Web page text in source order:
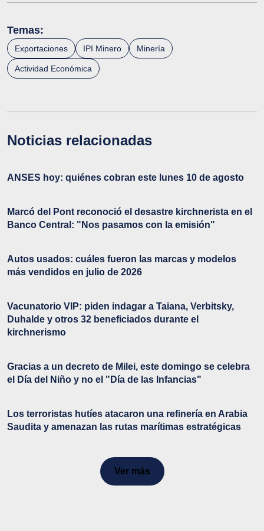
Temas:
Exportaciones IPI Minero Minería
Actividad Económica
Noticias relacionadas
ANSES hoy: quiénes cobran este lunes 10 de agosto
Marcó del Pont reconoció el desastre kirchnerista en el
Banco Central: "Nos pasamos con la emisión"
Autos usados: cuáles fueron las marcas y modelos
más vendidos en julio de 2026
Vacunatorio VIP: piden indagar a Taiana, Verbitsky,
Duhalde y otros 32 beneficiados durante el
kirchnerismo
Gracias a un decreto de Milei, este domingo se celebra
el Día del Niño y no el "Día de las Infancias"
Los terroristas hutíes atacaron una refinería en Arabia
Saudita y amenazan las rutas marítimas estratégicas
Ver más